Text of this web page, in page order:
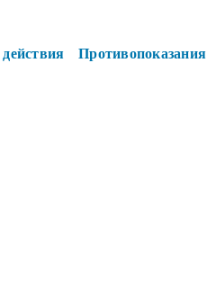
Противопоказания